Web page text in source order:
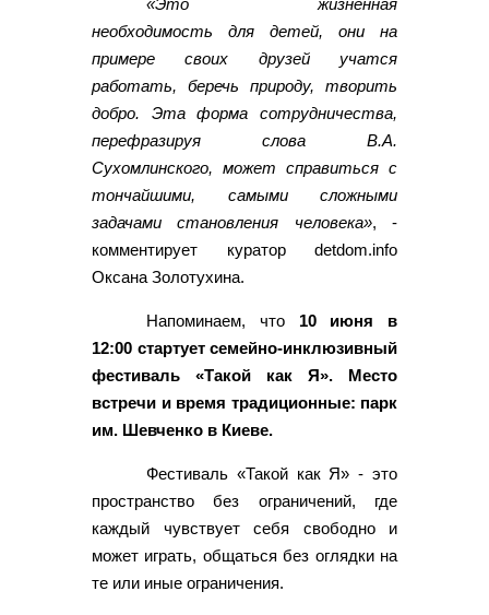
необходимость для детей, они на
примере своих друзей учатся
работать, беречь природу, творить
добро. Эта форма сотрудничества,
перефразируя слова В.А.
Сухомлинского, может справиться с
тончайшими, самыми сложными
задачами становления человека», -
комментирует куратор detdom.info
Оксана Золотухина.
Напоминаем, что 10 июня в
12:00 стартует семейно-инклюзивный
фестиваль «Такой как Я». Место
встречи и время традиционные: парк
им. Шевченко в Киеве.
Фестиваль «Такой как Я» - это
пространство без ограничений, где
каждый чувствует себя свободно и
может играть, общаться без оглядки на
те или иные ограничения.